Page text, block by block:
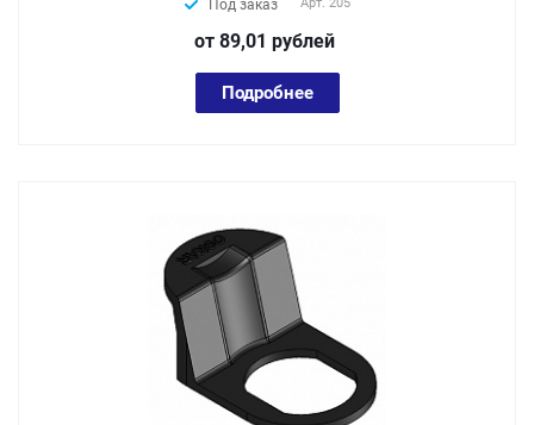
Под заказ
от 89,01 рублей
Подробнее